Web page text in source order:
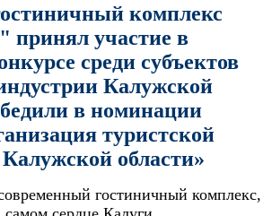
комплекс
принял участие в
среди субъектов
Калужской
в номинации
туристской
области»
гостиничный комплекс,